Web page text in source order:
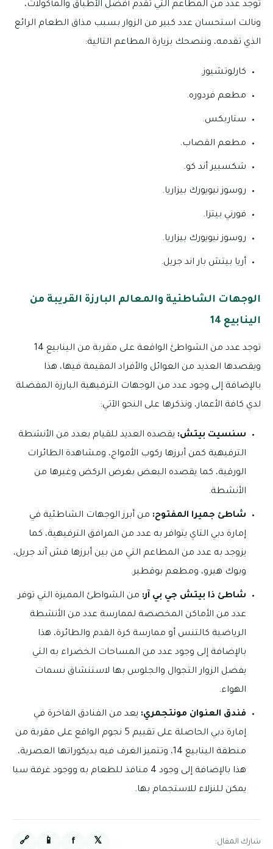
توجد عدد من المطاعم التي تقدم أفضل الأطباق والمأكولات،
ونالت استحسان عدد كبير من الزوار بسبب مذاق الطعام الرائع
الذي تقدمه، وننصحك بزيارة المطاعم التالية:
كارلوتشيوز.
مطعم فردوره.
ستاربكس.
مطعم القصاب.
شكسبير أند كو.
روسوز نيويورك بيزاريا.
فورني بيتزا.
روسوز نيويورك بيزاريا.
أريا بيتش بار اند جريل.
الوجهات الشاطئية والمعالم البارزة القريبة من
الينابيع 14
توجد عدد من الشواطئ الواقعة على مقربة من الينابيع 14
ويقصدها العديد من العوائل والأفراد المقيمة فيها، هذا
بالإضافة إلى وجود عدد من الوجهات الترفيهية البارزة المفضلة
لدي كافة الأعمار، ونذكرها على النحو الآتي:
سنسيت بيتش: يقصده العديد للقيام بعدد من الأنشطة
الترفيهية كمن أبرزها ركوب الأمواج، ومشاهدة الطائرات
الورقية، كما يقصده البعض بغرض الركض وغيرها من
الأنشطة.
شاطئ جميرا المفتوح: من أبرز الوجهات الشاطئية في
إمارة دبي التاي يتوافر به عدد من المرافق الترفيهية، كما
يزوجد به عدد من المطاعم التي من بين أبرزها فش آند جريل،
وبوك هيرو، ومطعم بوقطير.
شاطئ ذا بيتش جي بي آر: من الشواطئ المميزة التي توفر
عدد من الأماكن المخصصة لممارسة عدد من الأنشطة
الرياضية كالتنس أو ممارسة كرة القدم والطائرة، هذا
بالإضافة إلى وجود عدد من المساحات الخضراء به التي
يفضل الزوار التجوال والجلوس بها لاستنشاق نسمات
الهواء.
فندق العنوان مونتجمري: يعد من الفنادق الفاخرة في
إمارة دبي الحاصلة على تقييم 5 نجوم الواقع على مقربة من
منطقة الينابيع 14، وتتميز الغرف فيه بديكوراتها العصرية،
هذا بالإضافة إلى وجود 4 منافذ للطعام به ووجود غرفة سبا
يمكن للنزلاء للاستجمام بها.
شارك المقال: 𝕏
f
📱
🔗